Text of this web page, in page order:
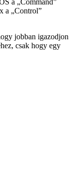
általánosan
majd „kbd”
a „Command”
a „Control”
jobban igazodjon
csak hogy egy